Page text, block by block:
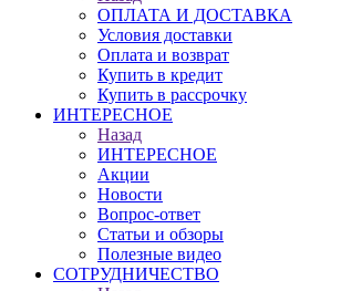
ОПЛАТА И ДОСТАВКА
Условия доставки
Оплата и возврат
Купить в кредит
Купить в рассрочку
ИНТЕРЕСНОЕ
Назад
ИНТЕРЕСНОЕ
Акции
Новости
Вопрос-ответ
Статьи и обзоры
Полезные видео
СОТРУДНИЧЕСТВО